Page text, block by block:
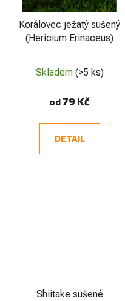
Korálovec ježatý sušený
(Hericium Erinaceus)
Skladem (>5 ks)
od 79 Kč
DETAIL
Shiitake sušené